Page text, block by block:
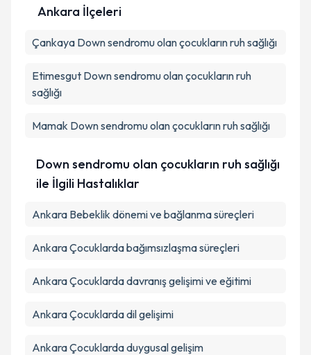
Kişisel verilerimin işlenmesine ilişkinAydınlatma
kapsamda işlenmesini kabul ediyorum.
Ankara İlçeleri
Çankaya Down sendromu olan çocukların ruh sağlığı
Etimesgut Down sendromu olan çocukların ruh
sağlığı
Mamak Down sendromu olan çocukların ruh sağlığı
Down sendromu olan çocukların ruh sağlığı
ile İlgili Hastalıklar
Ankara Bebeklik dönemi ve bağlanma süreçleri
Ankara Çocuklarda bağımsızlaşma süreçleri
Ankara Çocuklarda davranış gelişimi ve eğitimi
Ankara Çocuklarda dil gelişimi
Ankara Çocuklarda duygusal gelişim